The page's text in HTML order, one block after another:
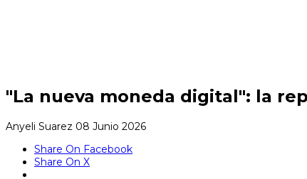
"La nueva moneda digital": la
Anyeli Suarez 08 Junio 2026
Share On Facebook
Share On X